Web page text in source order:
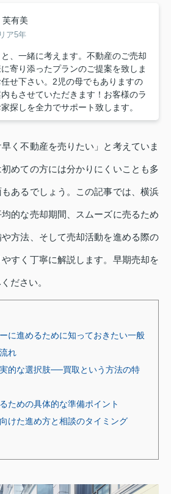
芙有美
ア5年
、一緒に考えます。不動産のご売却
寄り添ったプランのご提案を致しま
せ下さい。2児の母でもありますの
もさせていただきます！お客様のラ
探しを全力でサポート致します。
く不動産を売りたい」と考えていま
めての方には分かりにくいことも多
あるでしょう。この記事では、横浜
的な売却期間、スムーズに売るため
方法、そして売却活動を進める際の
すく丁寧に解説します。早期売却を
ださい。
に進めるために知っておきたい一般
れ
的な選択肢──買取という方法の特
ための具体的な準備ポイント
けた進め方と相談のタイミング